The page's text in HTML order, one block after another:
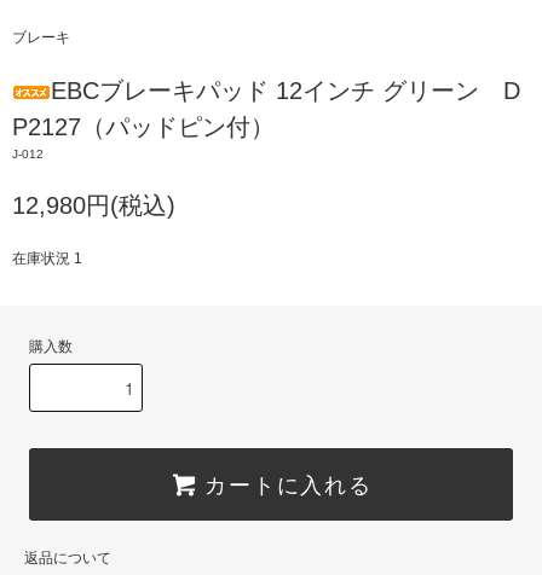
ブレーキ
EBCブレーキパッド 12インチ グリーン D
P2127（パッドピン付）
J-012
12,980円(税込)
在庫状況 1
購入数
カートに入れる
返品について